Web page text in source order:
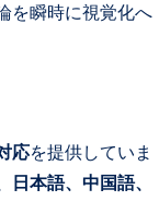
を瞬時に視覚化へ
応を提供していま
本語、中国語、